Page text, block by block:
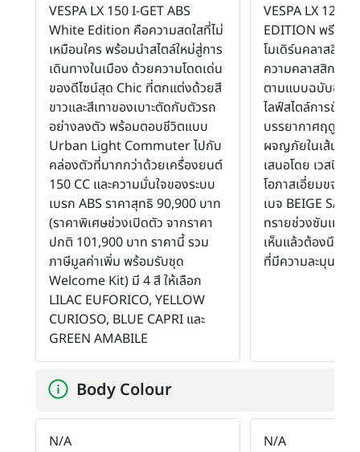
VESPA LX 150 I-GET ABS
White Edition คือความสดใสที่ไม่
เหมือนใคร พร้อมนำสไตล์ใหม่สู่การ
เดินทางในเมือง ด้วยความโดดเด่น
ของดีไซน์สุด Chic ที่ตกแต่งด้วยสี
ขาวและสีเทาของเบาะตัดกับตัวรถ
อย่างลงตัว พร้อมตอบชีวิตแบบ
Urban Light Commuter ไปกับ
คล่องตัวที่มากกว่าด้วยเครื่องยนต์
150 CC และความมั่นใจของระบบ
เบรก ABS ราคาสุทธิ 90,900 บาท
(ราคาพิเศษช่วงเปิดตัว จากราคา
ปกติ 101,900 บาท ราคานี้ รวม
ภาษีมูลค่าเพิ่ม พร้อมรับชุด
Welcome Kit) มี 4 สี ให้เลือก
LILAC EUFORICO, YELLOW
CURIOSO, BLUE CAPRI และ
GREEN AMABILE
VESPA LX 125 I-
EDITION พรีเมีย
โมเดิร์นคลาสสิกที่
ความคลาสสิกขอ
ตามแบบฉบับของ
ไลฟ์สไตล์การขับขี่
บรรยากาศฤดูร้อ
ผจญภัยในเส้นทา
เสนอโดย เวสปิสตี้
โอภาสเอี่ยมขจร
เบจ BEIGE
ทรายช่วงซัมเมอ
เห็นแล้วต้องนึกถึ
ที่มีความละมุนจา
Body Colour
N/A N/A